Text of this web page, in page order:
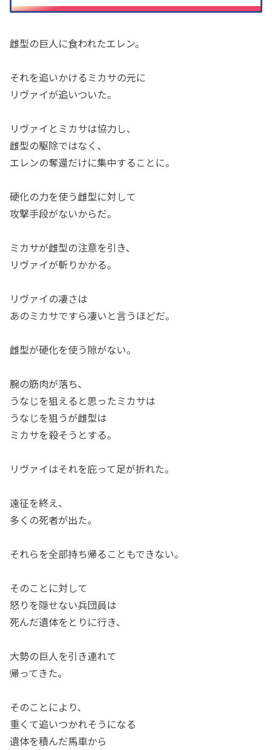
雌型の巨人に食われたエレン。
それを追いかけるミカサの元に
リヴァイが追いついた。
リヴァイとミカサは協力し、
雌型の駆除ではなく、
エレンの奪還だけに集中することに。
硬化の力を使う雌型に対して
攻撃手段がないからだ。
ミカサが雌型の注意を引き、
リヴァイが斬りかかる。
リヴァイの凄さは
あのミカサですら凄いと言うほどだ。
雌型が硬化を使う隙がない。
腕の筋肉が落ち、
うなじを狙えると思ったミカサは
うなじを狙うが雌型は
ミカサを殺そうとする。
リヴァイはそれを庇って足が折れた。
遠征を終え、
多くの死者が出た。
それらを全部持ち帰ることもできない。
そのことに対して
怒りを隠せない兵団員は
死んだ遺体をとりに行き、
大勢の巨人を引き連れて
帰ってきた。
そのことにより、
重くて追いつかれそうになる
遺体を積んだ馬車から